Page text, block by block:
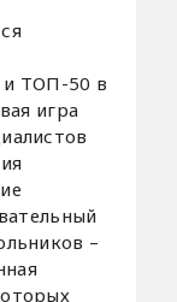
и ТОП-50 в
игра
–